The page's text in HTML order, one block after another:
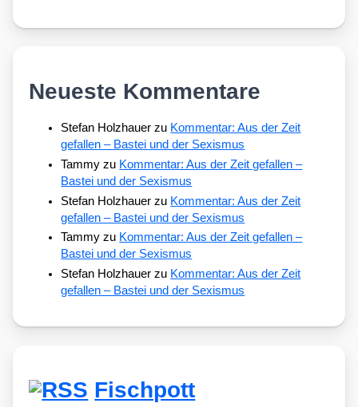
Neueste Kommentare
Stefan Holzhauer zu Kommentar: Aus der Zeit
gefallen – Bastei und der Sexismus
Tammy zu Kommentar: Aus der Zeit gefallen –
Bastei und der Sexismus
Stefan Holzhauer zu Kommentar: Aus der Zeit
gefallen – Bastei und der Sexismus
Tammy zu Kommentar: Aus der Zeit gefallen –
Bastei und der Sexismus
Stefan Holzhauer zu Kommentar: Aus der Zeit
gefallen – Bastei und der Sexismus
Fischpott